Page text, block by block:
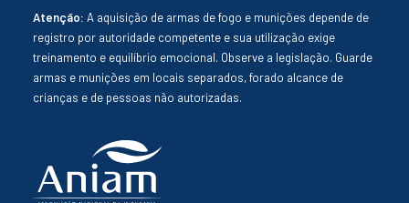
Atenção: A aquisição de armas de fogo e munições depende de
registro por autoridade competente e sua utilização exige
treinamento e equilíbrio emocional. Observe a legislação. Guarde
armas e munições em locais separados, forado alcance de
crianças e de pessoas não autorizadas.